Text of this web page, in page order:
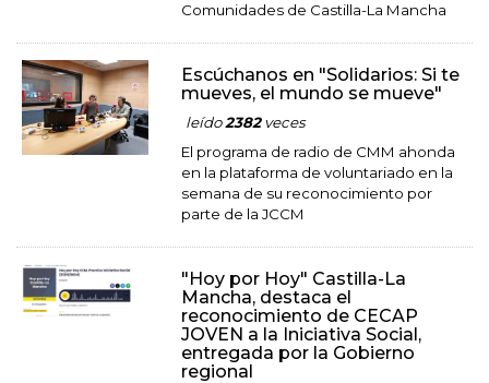
Comunidades de Castilla-La Mancha
Escúchanos en "Solidarios: Si te
mueves, el mundo se mueve"
leído2382veces
El programa de radio de CMM ahonda
en la plataforma de voluntariado en la
semana de su reconocimiento por
parte de la JCCM
"Hoy por Hoy" Castilla-La
Mancha, destaca el
reconocimiento de CECAP
JOVEN a la Iniciativa Social,
entregada por la Gobierno
regional